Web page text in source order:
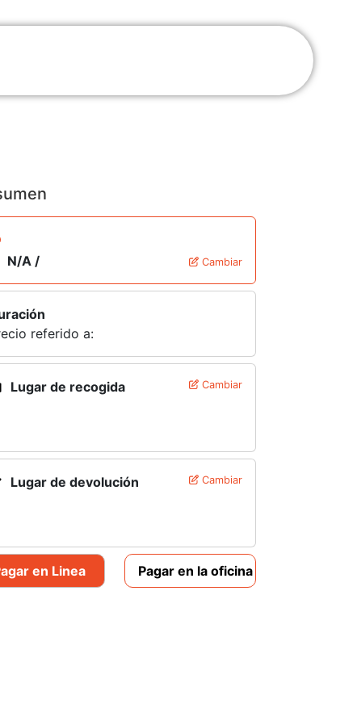
N/A / Cambiar
referido a:
Lugar de recogida Cambiar
Lugar de devolución Cambiar
en Linea Pagar en la oficina